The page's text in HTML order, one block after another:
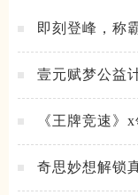
即刻登峰，称
壹元赋梦公益
《王牌竞速》
奇思妙想解锁